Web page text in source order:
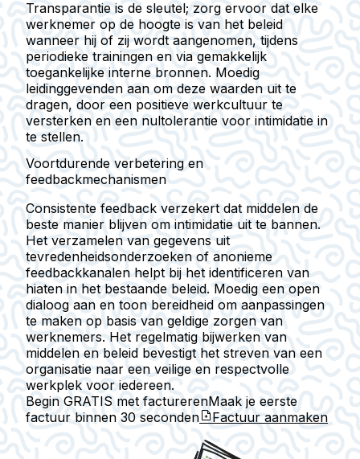
Transparantie is de sleutel; zorg ervoor dat elke
werknemer op de hoogte is van het beleid
wanneer hij of zij wordt aangenomen, tijdens
periodieke trainingen en via gemakkelijk
toegankelijke interne bronnen. Moedig
leidinggevenden aan om deze waarden uit te
dragen, door een positieve werkcultuur te
versterken en een nultolerantie voor intimidatie in
te stellen.
Voortdurende verbetering en
feedbackmechanismen
Consistente feedback verzekert dat middelen de
beste manier blijven om intimidatie uit te bannen.
Het verzamelen van gegevens uit
tevredenheidsonderzoeken of anonieme
feedbackkanalen helpt bij het identificeren van
hiaten in het bestaande beleid. Moedig een open
dialoog aan en toon bereidheid om aanpassingen
te maken op basis van geldige zorgen van
werknemers. Het regelmatig bijwerken van
middelen en beleid bevestigt het streven van een
organisatie naar een veilige en respectvolle
werkplek voor iedereen.
Begin GRATIS met facturerenMaak je eerste
factuur binnen 30 seconden Factuur aanmaken